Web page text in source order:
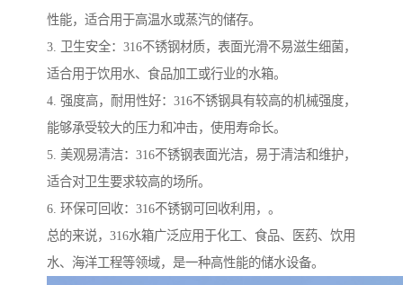
性能，适合用于高温水或蒸汽的储存。
3. 卫生安全：316不锈钢材质，表面光滑不易滋生细菌，
适合用于饮用水、食品加工或行业的水箱。
4. 强度高，耐用性好：316不锈钢具有较高的机械强度，
能够承受较大的压力和冲击，使用寿命长。
5. 美观易清洁：316不锈钢表面光洁，易于清洁和维护，
适合对卫生要求较高的场所。
6. 环保可回收：316不锈钢可回收利用，。
总的来说，316水箱广泛应用于化工、食品、医药、饮用
水、海洋工程等领域，是一种高性能的储水设备。